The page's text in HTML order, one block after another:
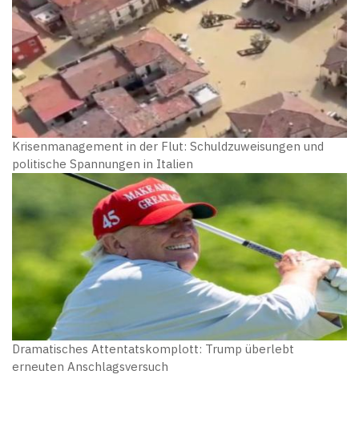
Krisenmanagement in der Flut: Schuldzuweisungen und
politische Spannungen in Italien
Dramatisches Attentatskomplott: Trump überlebt
erneuten Anschlagsversuch